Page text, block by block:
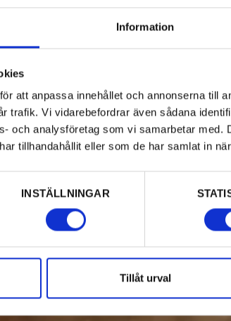
Information
att anpassa innehållet och annonserna till
trafik. Vi vidarebefordrar även sådana
och analysföretag som vi samarbetar med.
tillhandahållit eller som de har samlat in
INSTÄLLNINGAR
Tillåt urval